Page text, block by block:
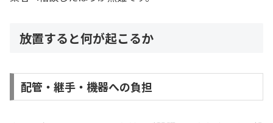
放置すると何が起こるか
配管・継手・機器への負担